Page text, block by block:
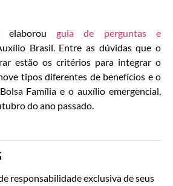
elaborouguia de perguntas e
Brasil. Entre as dúvidas que o
estão os critérios para integrar o
tipos diferentes de benefícios e o
Família e o auxílio emergencial,
do ano passado.
responsabilidade exclusiva de seus